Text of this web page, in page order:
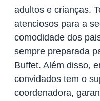
adultos e crianças.
atenciosos para a
comodidade dos
sempre preparada
Buffet. Além disso,
convidados tem o
coordenadora,